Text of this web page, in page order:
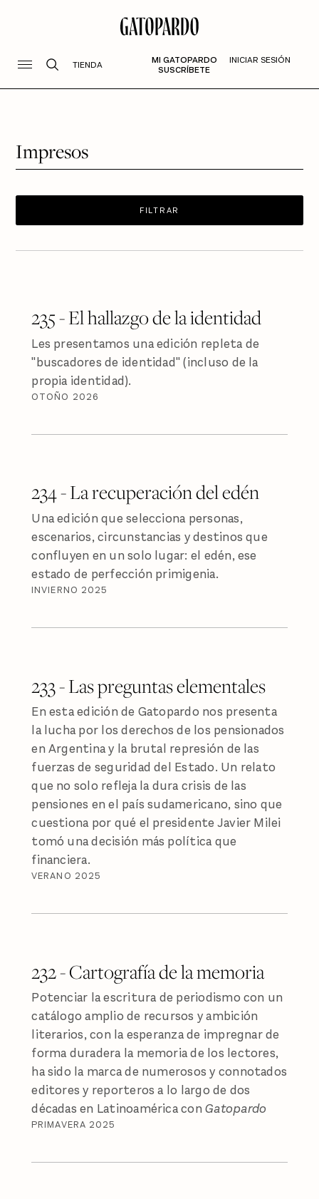
TIENDA
MI GATOPARDO
SUSCRÍBETE
INICIAR SESIÓN
Impresos
FILTRAR
235 - El hallazgo de la identidad
Les presentamos una edición repleta de
"buscadores de identidad" (incluso de la
propia identidad).
OTOÑO 2026
234 - La recuperación del edén
Una edición que selecciona personas,
escenarios, circunstancias y destinos que
confluyen en un solo lugar: el edén, ese
estado de perfección primigenia.
INVIERNO 2025
233 - Las preguntas elementales
En esta edición de Gatopardo nos presenta
la lucha por los derechos de los pensionados
en Argentina y la brutal represión de las
fuerzas de seguridad del Estado. Un relato
que no solo refleja la dura crisis de las
pensiones en el país sudamericano, sino que
cuestiona por qué el presidente Javier Milei
tomó una decisión más política que
financiera.
VERANO 2025
232 - Cartografía de la memoria
Potenciar la escritura de periodismo con un
catálogo amplio de recursos y ambición
literarios, con la esperanza de impregnar de
forma duradera la memoria de los lectores,
ha sido la marca de numerosos y connotados
editores y reporteros a lo largo de dos
décadas en Latinoamérica conGatopardo
PRIMAVERA 2025